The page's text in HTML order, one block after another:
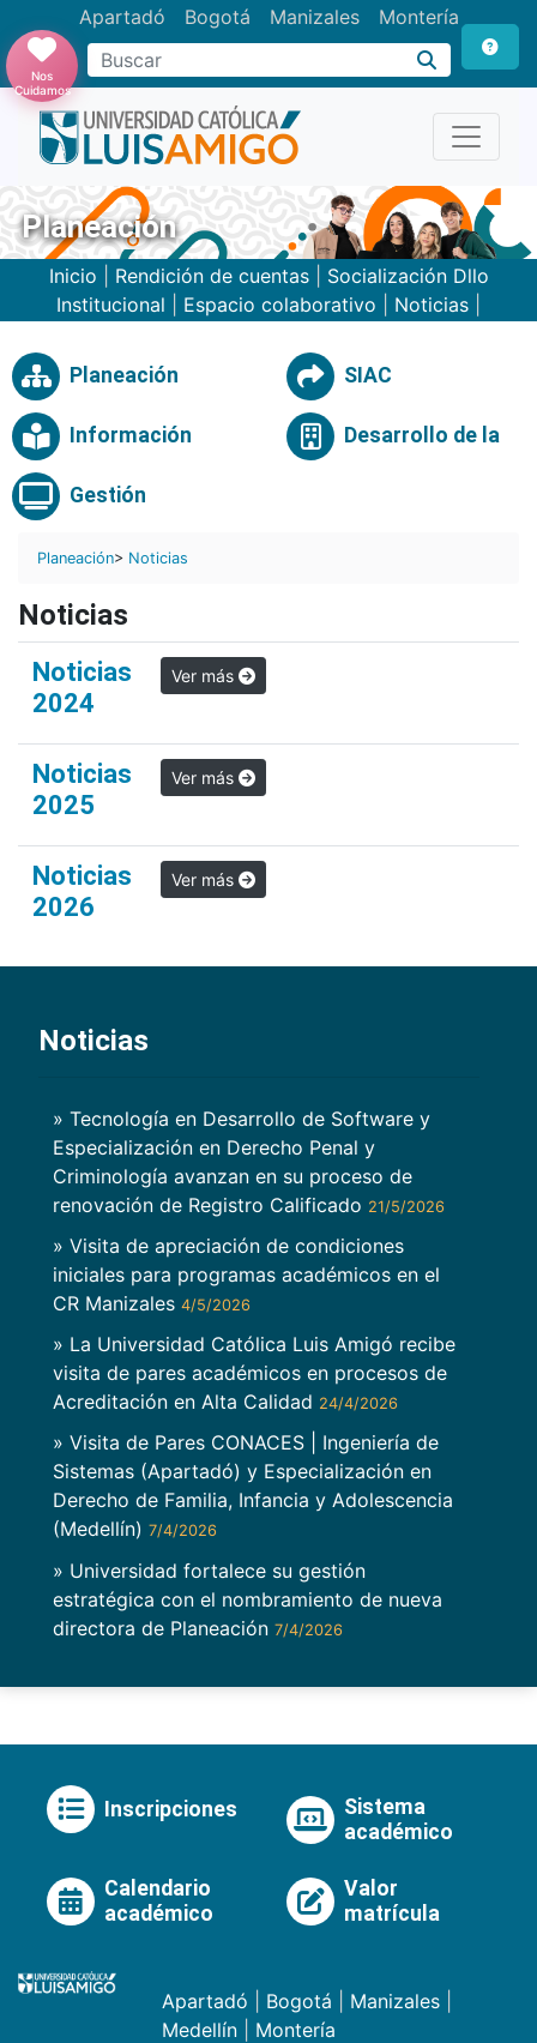
Apartadó Bogotá Manizales Montería
Buscar
Nos
Cuidamos
Planeación
Inicio Rendición de cuentas| Socialización Dllo
Institucional
Espacio colaborativo Noticias
Planeación SIAC
Información Desarrollo de la
Gestión
Planeación> Noticias
Noticias
Noticias
2024
Ver más
Noticias
2025
Ver más
Noticias
2026
Ver más
Noticias
» Tecnología en Desarrollo de Software y
Especialización en Derecho Penal y
Criminología avanzan en su proceso de
renovación de Registro Calificado 21/5/2026
» Visita de apreciación de condiciones
iniciales para programas académicos en el
CR Manizales 4/5/2026
» La Universidad Católica Luis Amigó recibe
visita de pares académicos en procesos de
Acreditación en Alta Calidad 24/4/2026
» Visita de Pares CONACES | Ingeniería de
Sistemas (Apartadó) y Especialización en
Derecho de Familia, Infancia y Adolescencia
(Medellín) 7/4/2026
» Universidad fortalece su gestión
estratégica con el nombramiento de nueva
directora de Planeación 7/4/2026
Inscripciones
Sistema
académico
Calendario
académico
Valor
matrícula
Apartadó Bogotá Manizales
Medellín
Montería